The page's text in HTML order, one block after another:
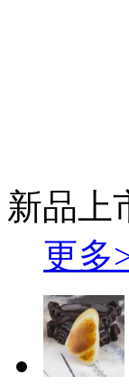
新品上
更多